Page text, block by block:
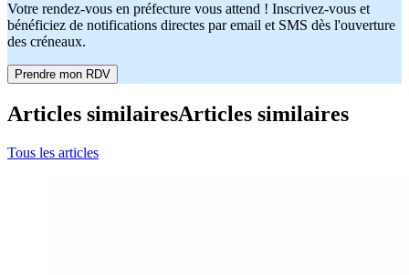
Votre rendez-vous en préfecture vous attend ! Inscrivez-vous et
bénéficiez de notifications directes par email et SMS dès l'ouverture
des créneaux.
Prendre mon RDV
Articles similairesArticles similaires
Tous les articles